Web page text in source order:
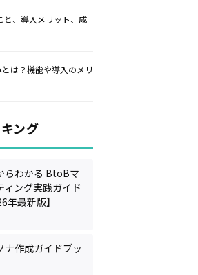
、導入メリット、成
は？機能や導入のメリ
ング
らわかる BtoBマ
ィング実践ガイド
年最新版】
ナ作成ガイドブッ